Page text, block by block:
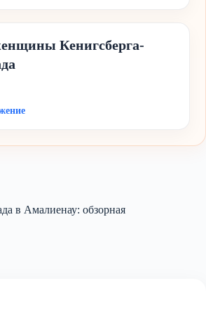
Кенигсберга-
в Амалиенау: обзорная